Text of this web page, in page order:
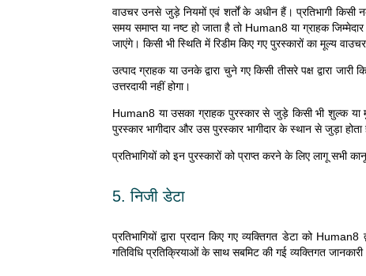
वाउचर उनसे जुड़े नियमों एवं शर्तों के अधीन हैं। प्रतिभागी किसी
समय समाप्त या नष्ट हो जाता है तो Human8 या ग्राहक
जाएंगे। किसी भी स्थिति में रिडीम किए गए पुरस्कारों का मूल्य
उत्पाद ग्राहक या उनके द्वारा चुने गए किसी तीसरे पक्ष द्वारा
उत्तरदायी नहीं होगा।
Human8 या उसका ग्राहक पुरस्कार से जुड़े किसी भी शुल्क या
पुरस्कार भागीदार और उस पुरस्कार भागीदार के स्थान से जुड़ा
प्रतिभागियों को इन पुरस्कारों को प्राप्त करने के लिए लागू सभी
5. निजी डेटा
प्रतिभागियों द्वारा प्रदान किए गए व्यक्तिगत डेटा को Human8
गतिविधि प्रतिक्रियाओं के साथ सबमिट की गई व्यक्तिगत